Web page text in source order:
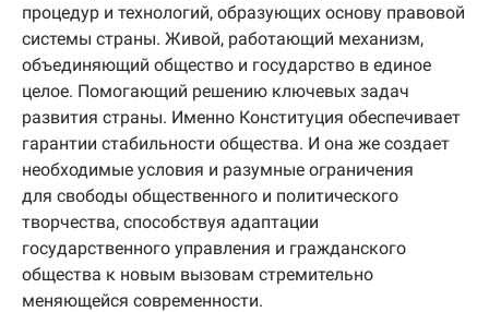
процедур и технологий, образующих основу правовой
системы страны. Живой, работающий механизм,
объединяющий общество и государство в единое
целое. Помогающий решению ключевых задач
развития страны. Именно Конституция обеспечивает
гарантии стабильности общества. И она же создает
необходимые условия и разумные ограничения
для свободы общественного и политического
творчества, способствуя адаптации
государственного управления и гражданского
общества к новым вызовам стремительно
меняющейся современности.